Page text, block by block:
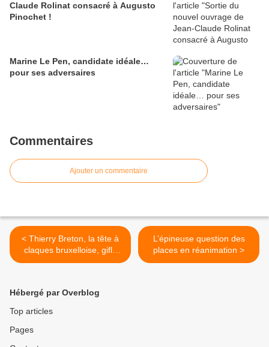
Claude Rolinat consacré à Augusto
Pinochet !
Marine Le Pen, candidate idéale…
pour ses adversaires
Commentaires
Ajouter un commentaire
< Thierry Breton, la tête à
claques bruxelloise, giflé
par Merkel et Poutine
L’épineuse question des
places en réanimation >
Hébergé par Overblog
Top articles
Pages